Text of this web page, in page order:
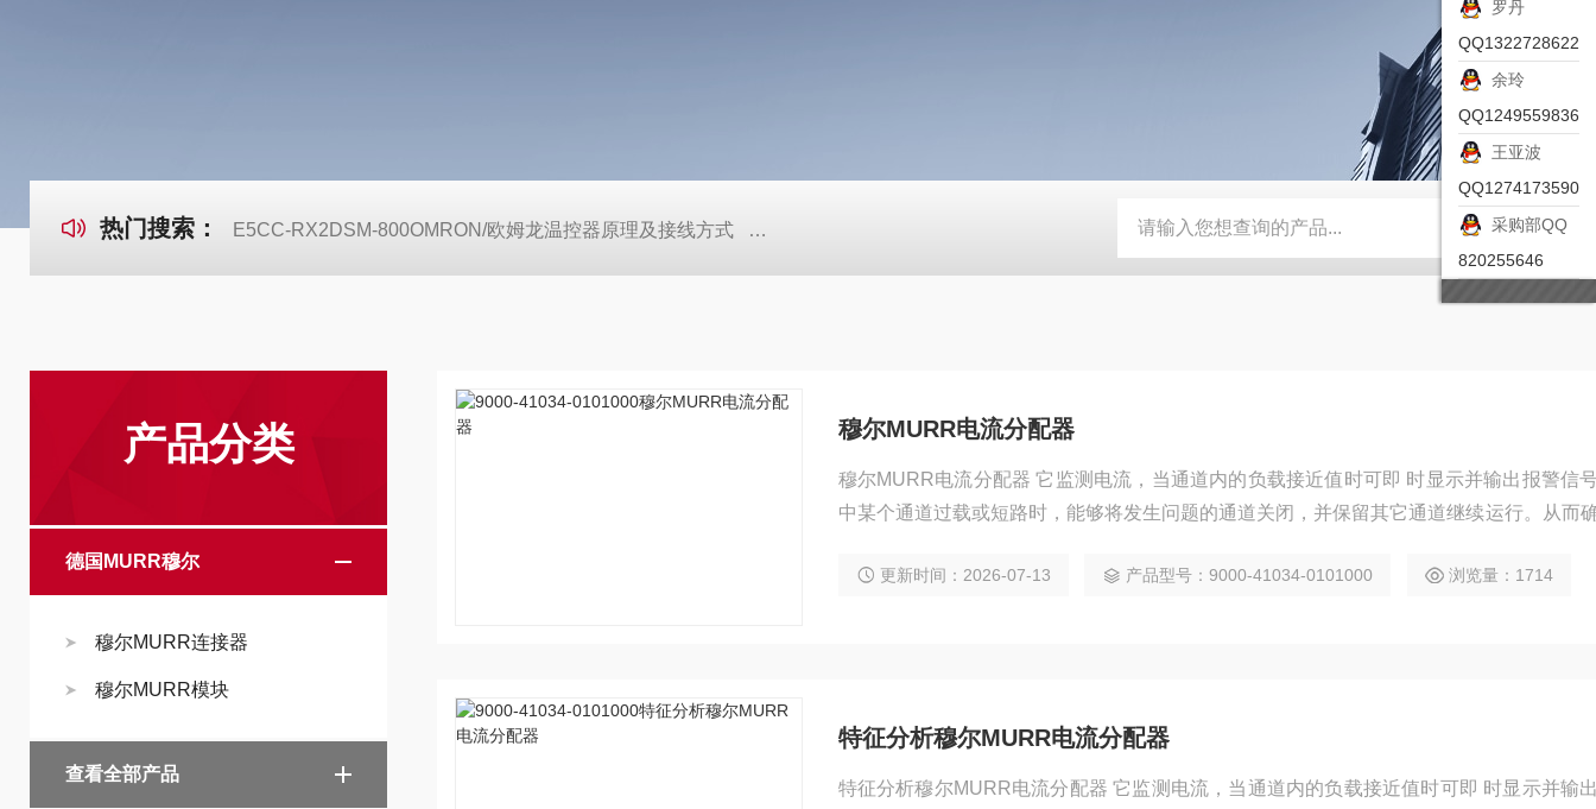
热门搜索： E5CC-RX2DSM-800OMRON/欧姆龙温控器原理及接线方式 日本SMC真空压力开关的中文资料ZK2-ZSEA-A *皮尔兹PILZ安全激光扫描仪 RZMO-TER-
产品分类
德国MURR穆尔
穆尔MURR连接器
穆尔MURR模块
查看全部产品
穆尔MURR电流分配器
穆尔MURR电流分配器 它监测电流，当通道内的负载接近值时可即 时显示并输出报警信
中某个通道过载或短路时，能够将发生问题的通道关闭，并保留其它通道继续运行。从而
更新时间：2026-07-13 产品型号：9000-41034-0101000 浏览量：1714
特征分析穆尔MURR电流分配器
特征分析穆尔MURR电流分配器 它监测电流，当通道内的负载接近值时可即 时显示并输
罗丹
QQ1322728622
余玲
QQ1249559836
王亚波
QQ1274173590
采购部QQ
820255646